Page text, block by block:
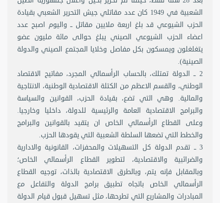
الشعبية في 1949 كان عدد مقاتلي جيش التحرير الشعبي بقيادة
الحزب الشيوعي قد بلغ اربعة ملايين مقاتل ــ واليوم اصبح عدد
اعضاء الحزب الشيوعي الصيني يبلغ حوالى مائة مليون عضو
يتغلغلون ويمسكون بكل مفاصل وخلايا المجتمع الصيني والدولة
الصينية).
2 ــ الدولة تمتلك، بالحساب الرأسمالي المجرد، مفاتيح الاقتصاد
الوطني، والقسم الاعظم من الكتلة الاقتصادية الوطنية، الانتاجية
والمالية. وهي التي تضع، بقيادة الحزب، القوانين والسياسة
والبرامج الاقتصادية العامة والرئيسية للدولة، داخليا وخارجيا.
وعلى القطاع الرأسمالي الخاص ان يتقيد بالقوانين والبرامج
والخطط التي تضعها السلطة الشعبية التي يقودها الحزب.
3 ــ تقدم الدولة كل التسهيلات والمحفزات، القانونية والادارية
والضرائبية والاقتصادية، لتطوير القطاع الرأسمالي الخاص؛
وبالمقابل فإنه يتم، وبالطرق الاقتصادية بالذات، توجيه القطاع
الرأسمالي الخاص باتجاه تطبيق برامج الدولة والتفاعل مع
المبادرات والمشاريع التي تطرحها، مثل تسهيل قبول قيام الدولة